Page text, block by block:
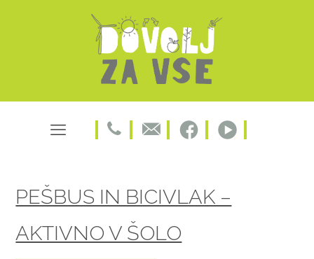
PEŠBUS IN BICIVLAK –
AKTIVNO V ŠOLO